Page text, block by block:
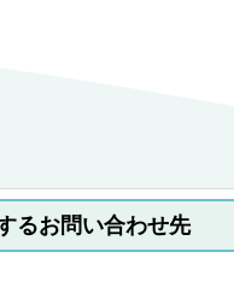
るお問い合わせ先